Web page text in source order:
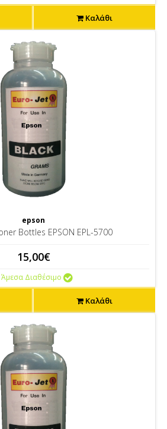
Καλάθι
epson
Bottles EPSON EPL-5700
15,00€
Άμεσα Διαθέσιμο
Καλάθι